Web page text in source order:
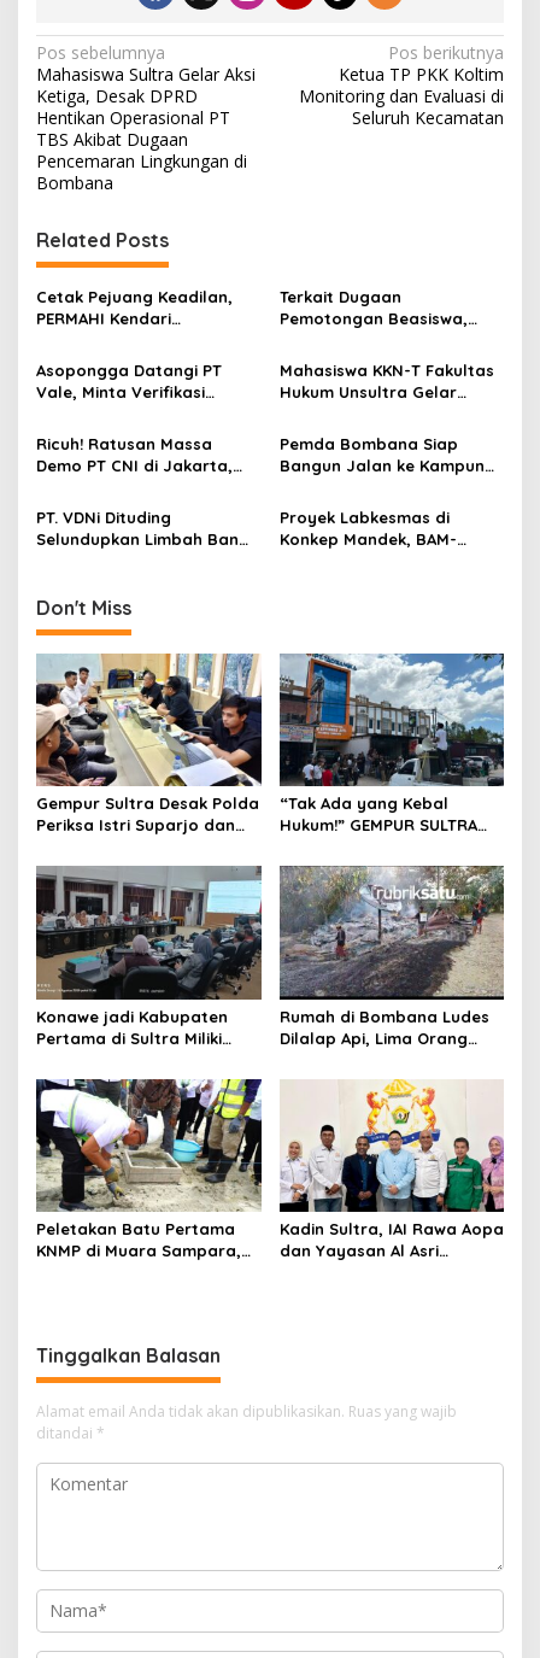
N
a
v
i
g
a
s
i
p
o
s
Pos sebelumnya
Mahasiswa Sultra Gelar Aksi
Ketiga, Desak DPRD
Hentikan Operasional PT
TBS Akibat Dugaan
Pencemaran Lingkungan di
Bombana
Pos berikutnya
Ketua TP PKK Koltim
Monitoring dan Evaluasi di
Seluruh Kecamatan
Related Posts
Cetak Pejuang Keadilan,
PERMAHI Kendari
Angkatan VIII
Terkait Dugaan
Pemotongan Beasiswa,
Mahasiswa Keliru
Asopongga Datangi PT
Vale, Minta Verifikasi
Dibuka Transparan
Mahasiswa KKN-T Fakultas
Hukum Unsultra Gelar
1 Sampara
Ricuh! Ratusan Massa
Demo PT CNI di Jakarta,
Tambang Nikel di Kolaka
Pemda Bombana Siap
Bangun Jalan ke Kampung
Tunggu Restu Kementerian
PT. VDNi Dituding
Selundupkan Limbah Ban
Proyek Labkesmas di
Konkep Mandek, BAM-
Don't Miss
Gempur Sultra Desak Polda
Periksa Istri Suparjo dan
Kasus Tambang Ilegal
“Tak Ada yang Kebal
Hukum!” GEMPUR SULTRA
Tanawali dan PT
Tadisangka, Siap Kuasai
Lahan Puuwatu
Konawe jadi Kabupaten
Pertama di Sultra Miliki
Digital, DPRD Restui
Anggaran Rp200 Juta
Rumah di Bombana Ludes
Dilalap Api, Lima Orang
Dunia
Peletakan Batu Pertama
KNMP di Muara Sampara,
Kadin Sultra, IAI Rawa Aopa
dan Yayasan Al Asri
Tinggalkan Balasan
Alamat email Anda tidak akan dipublikasikan. Ruas yang wajib
ditandai *